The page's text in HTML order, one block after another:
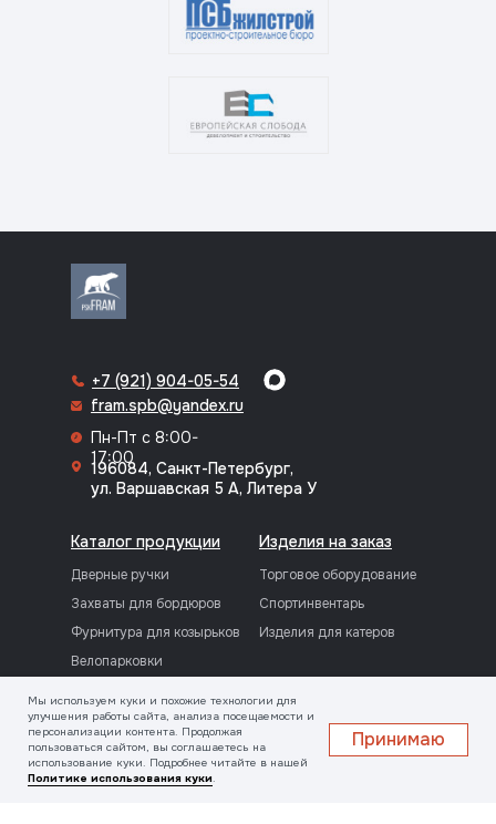
Каталог продукции
Информация о компании
Дверные ручки
Захваты для бордюров
Фурнитура для козырьков
Велопарковки
Изделия на заказ
Торговое оборудование
Спортинвентарь
Изделия для катеров
Услуги
Токарно-фрезерные
работы
+7 (921) 904-05-54
fram.spb@yandex.ru
Пн-Пт с 8:00-
17:00
196084, Санкт-Петербург,
ул. Варшавская 5 А, Литера У
Мы используем куки и похожие технологии для
улучшения работы сайта, анализа посещаемости и
персонализации контента. Продолжая
пользоваться сайтом, вы соглашаетесь на
использование куки. Подробнее читайте в нашей
Политике использования куки.
Принимаю